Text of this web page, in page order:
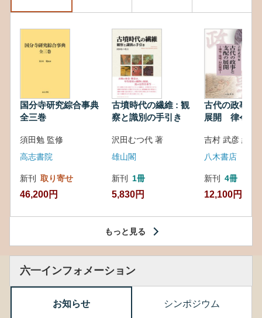
国分寺研究綜合事典
全三巻
須田勉 監修
高志書院
新刊 取り寄せ
46,200円
古墳時代の繊維 : 観
察と識別の手引き
沢田むつ代 著
雄山閣
新刊 1冊
5,830円
古代の政事と
展開 律令・
吉村 武彦 編集
八木書店
新刊 4冊
12,100円
もっと見る
六一インフォメーション
お知らせ シンポジウム